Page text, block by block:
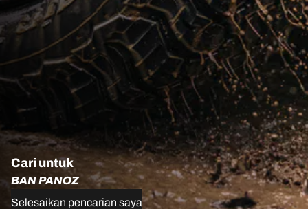
Cari untuk
BAN PANOZ
Selesaikan pencarian saya